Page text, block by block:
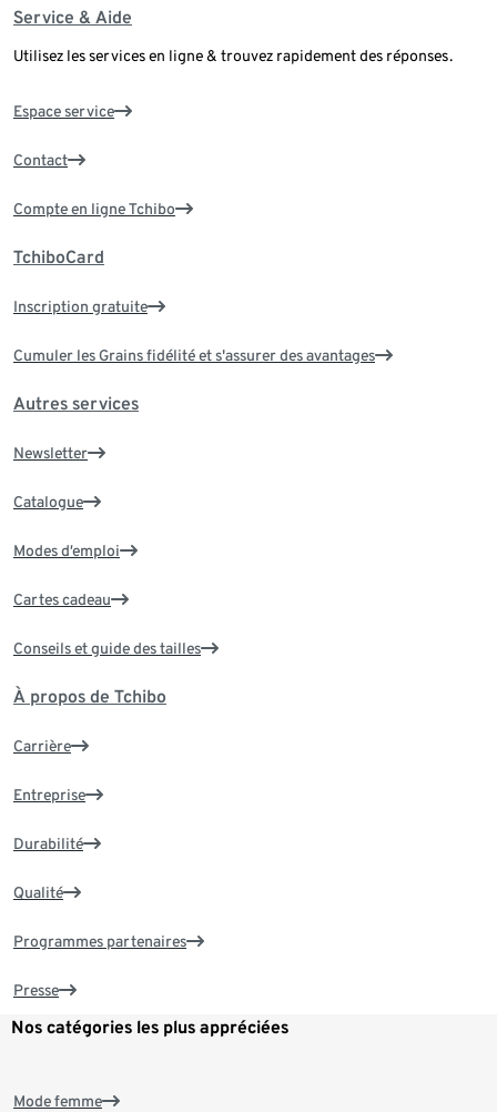
Service & Aide
Utilisez les services en ligne & trouvez rapidement des réponses.
Espace service
Contact
Compte en ligne Tchibo
TchiboCard
Inscription gratuite
Cumuler les Grains fidélité et s'assurer des avantages
Autres services
Newsletter
Catalogue
Modes d’emploi
Cartes cadeau
Conseils et guide des tailles
À propos de Tchibo
Carrière
Entreprise
Durabilité
Qualité
Programmes partenaires
Presse
Nos catégories les plus appréciées
Mode femme